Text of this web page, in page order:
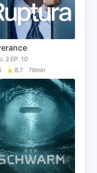
2 EP. 10
8.7 76min